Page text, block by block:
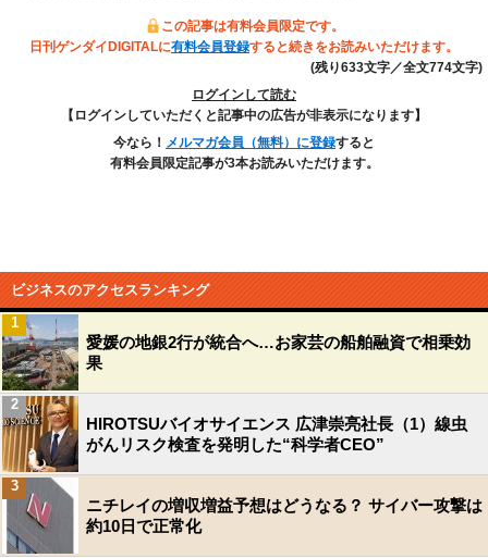
この記事は有料会員限定です。
日刊ゲンダイDIGITALに有料会員登録すると続きをお読みいただけます。
(残り633文字／全文774文字)
ログインして読む
【ログインしていただくと記事中の広告が非表示になります】
今なら！ メルマガ会員（無料）に登録すると
有料会員限定記事が3本お読みいただけます。
ビジネスのアクセスランキング
愛媛の地銀2行が統合へ…お家芸の船舶融資で相乗効
果
1
HIROTSUバイオサイエンス 広津崇亮社長（1）線虫
がんリスク検査を発明した“科学者CEO”
2
ニチレイの増収増益予想はどうなる？ サイバー攻撃は
約10日で正常化
3